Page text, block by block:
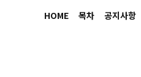
HOME 목차 공지사항